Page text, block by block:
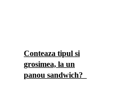
Conteaza tipul si
grosimea, la un
panou sandwich?